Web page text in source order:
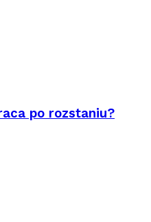
po rozstaniu?